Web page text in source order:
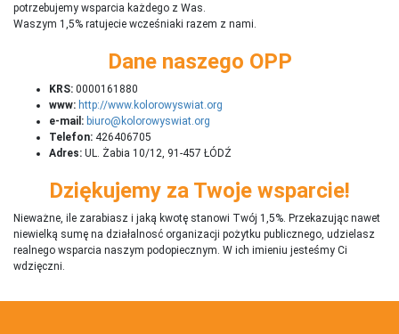
potrzebujemy wsparcia każdego z Was.
Waszym 1,5% ratujecie wcześniaki razem z nami.
Dane naszego OPP
KRS: 0000161880
www: http://www.kolorowyswiat.org
e-mail: biuro@kolorowyswiat.org
Telefon: 426406705
Adres: UL. Żabia 10/12, 91-457 ŁÓDŹ
Dziękujemy za Twoje wsparcie!
Nieważne, ile zarabiasz i jaką kwotę stanowi Twój 1,5%. Przekazując nawet
niewielką sumę na działalnosć organizacji pożytku publicznego, udzielasz
realnego wsparcia naszym podopiecznym. W ich imieniu jesteśmy Ci
wdzięczni.